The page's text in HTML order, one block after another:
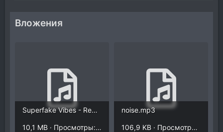
Вложения
Superfake Vibes - Regnum (Octatrack Demo).mp3
10,1 MB · Просмотры: 2.393
noise.mp3
106,9 KB · Просмотры: 1.940